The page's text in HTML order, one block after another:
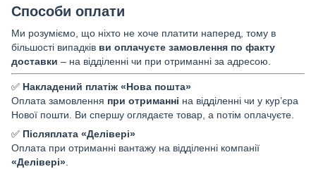
Способи оплати
Ми розуміємо, що ніхто не хоче платити наперед, тому в
більшості випадків ви оплачуєте замовлення по факту
доставки – на відділенні чи при отриманні за адресою.
✅ Накладений платіж «Нова пошта»
Оплата замовлення при отриманні на відділенні чи у кур’єра
Нової пошти. Ви спершу оглядаєте товар, а потім оплачуєте.
✅ Післяплата «Делівері»
Оплата при отриманні вантажу на відділенні компанії
«Делівері».